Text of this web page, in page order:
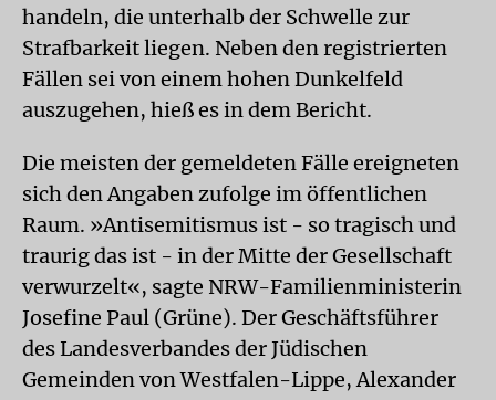
handeln, die unterhalb der Schwelle zur
Strafbarkeit liegen. Neben den registrierten
Fällen sei von einem hohen Dunkelfeld
auszugehen, hieß es in dem Bericht.
Die meisten der gemeldeten Fälle ereigneten
sich den Angaben zufolge im öffentlichen
Raum. »Antisemitismus ist - so tragisch und
traurig das ist - in der Mitte der Gesellschaft
verwurzelt«, sagte NRW-Familienministerin
Josefine Paul (Grüne). Der Geschäftsführer
des Landesverbandes der Jüdischen
Gemeinden von Westfalen-Lippe, Alexander